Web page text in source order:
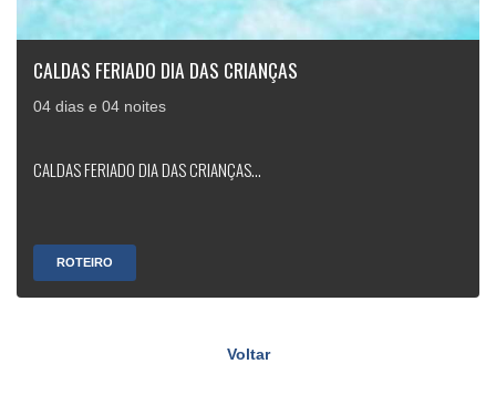
CALDAS FERIADO DIA DAS CRIANÇAS
04 dias e 04 noites
CALDAS FERIADO DIA DAS CRIANÇAS...
ROTEIRO
Voltar